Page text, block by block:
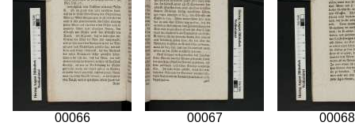
00066 00067 00068